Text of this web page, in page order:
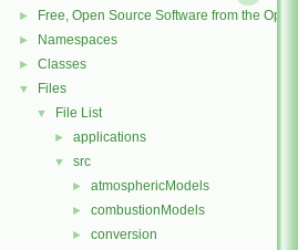
► Free, Open Source Software from the
► Namespaces
► Classes
▼ Files
▼ File List
► applications
▼ src
► atmosphericModels
► combustionModels
► conversion